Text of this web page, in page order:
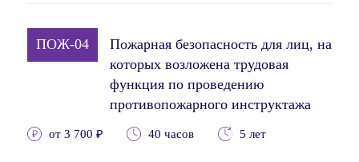
ПОЖ-04
Пожарная безопасность для лиц, на
которых возложена трудовая
функция по проведению
противопожарного инструктажа
от 3 700 ₽ 40 часов 5 лет